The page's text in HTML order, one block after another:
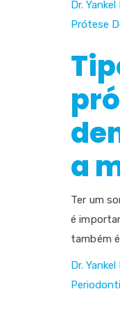
Dr.
Prótese
a
Ter um
é
também
Dr.